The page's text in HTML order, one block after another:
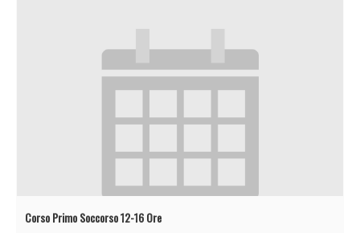
Corso Primo Soccorso 12-16 Ore